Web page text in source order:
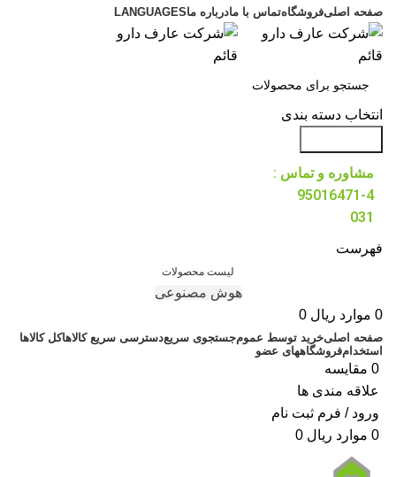
صفحه اصلیفروشگاهتماس با مادرباره ماLANGUAGES
انتخاب دسته بندی
مشاوره و تماس :
95016471-4
031
فهرست
لیست محصولات
هوش مصنوعی
0 موارد ریال
صفحه اصلیخرید توسط عمومجستجوی سریعدسترسی سریع کالاهاکل کالاها
استخدامفروشگاههای عضو
0 مقایسه
علاقه مندی ها
ورود / فرم ثبت نام
0 موارد ریال